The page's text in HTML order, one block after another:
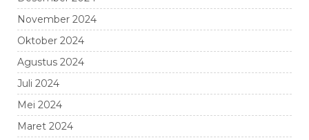
November 2024
Oktober 2024
Agustus 2024
Juli 2024
Mei 2024
Maret 2024